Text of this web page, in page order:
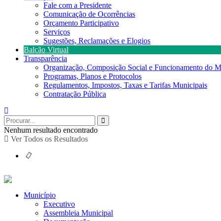
Fale com a Presidente
Comunicação de Ocorrências
Orçamento Participativo
Serviços
Sugestões, Reclamações e Elogios
Balcão Virtual
Transparência
Organização, Composição Social e Funcionamento do
Programas, Planos e Protocolos
Regulamentos, Impostos, Taxas e Tarifas Municipais
Contratação Pública
Nenhum resultado encontrado
Ver Todos os Resultados
Município
Executivo
Assembleia Municipal